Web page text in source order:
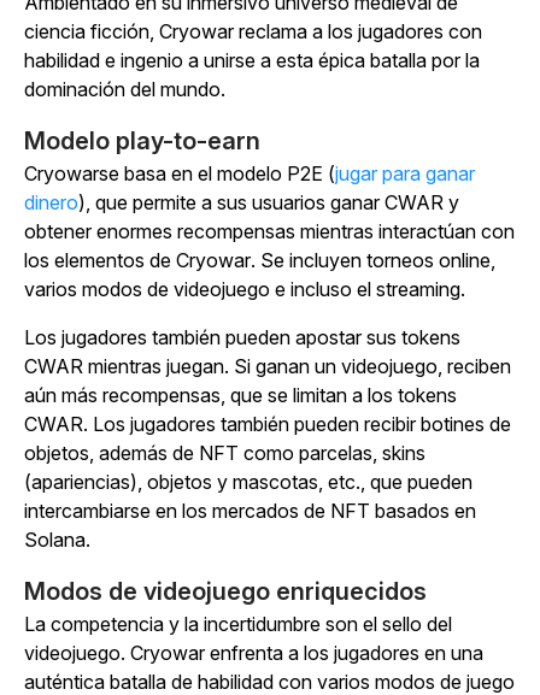
ciencia ficción, Cryowarreclama a los jugadores con
habilidad e ingenio a unirse a esta épica batalla por la
dominación del mundo.
Modelo play-to-earn
Cryowarse basa en el modelo P2E (jugar para ganar
dinero), que permite a sus usuarios ganar CWAR y
obtener enormes recompensas mientras interactúan con
los elementos de Cryowar. Se incluyen torneos online,
varios modos de videojuego e incluso el streaming.
Los jugadores también pueden apostar sus tokens
CWAR mientras juegan. Si ganan un videojuego, reciben
aún más recompensas, que se limitan a los tokens
CWAR. Los jugadores también pueden recibir botines de
objetos, además de NFT como parcelas, skins
(apariencias), objetos y mascotas, etc., que pueden
intercambiarse en los mercados de NFT basados en
Solana.
Modos de videojuego enriquecidos
La competencia y la incertidumbre son el sello del
videojuego. Cryowarenfrenta a los jugadores en una
auténtica batalla de habilidad con varios modos de juego